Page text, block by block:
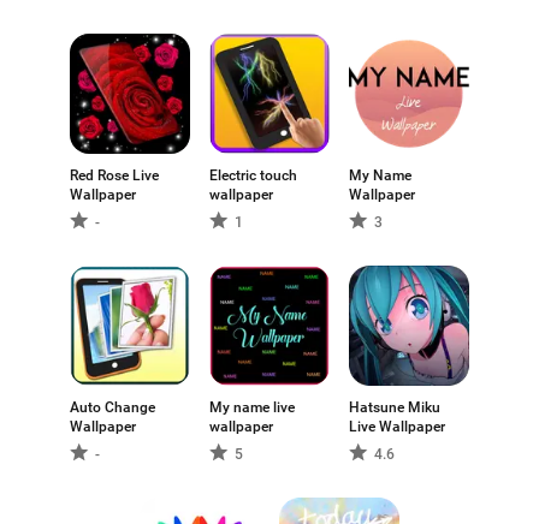
Red Rose Live
Wallpaper
-
Electric touch
wallpaper
1
My Name
Wallpaper
3
Auto Change
Wallpaper
-
My name live
wallpaper
5
Hatsune Miku
Live Wallpaper
4.6